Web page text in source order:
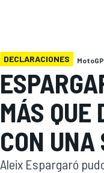
DECLARACIONES MotoGP
MÁS QUE
CON
Aleix Espargaró